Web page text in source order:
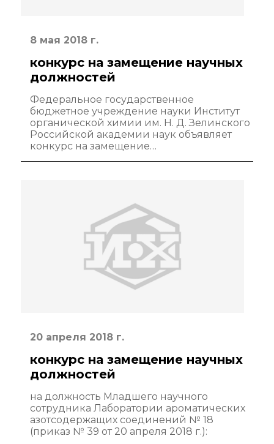
8 мая 2018 г.
конкурс на замещение научных
должностей
Федеральное государственное
бюджетное учреждение науки Институт
органической химии им. Н. Д. Зелинского
Российской академии наук объявляет
конкурс на замещение…
20 апреля 2018 г.
конкурс на замещение научных
должностей
на должность Младшего научного
сотрудника Лаборатории ароматических
азотсодержащих соединений № 18
(приказ № 39 от 20 апреля 2018 г.):